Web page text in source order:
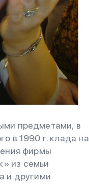
предметами, в
в 1990 г. клада на
фирмы
из семьи
и другими